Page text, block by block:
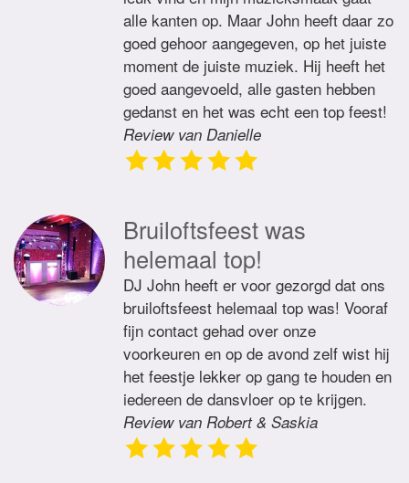
alle kanten op. Maar John heeft daar zo
goed gehoor aangegeven, op het juiste
moment de juiste muziek. Hij heeft het
goed aangevoeld, alle gasten hebben
gedanst en het was echt een top feest!
Review van Danielle
Bruiloftsfeest was
helemaal top!
DJ John heeft er voor gezorgd dat ons
bruiloftsfeest helemaal top was! Vooraf
fijn contact gehad over onze
voorkeuren en op de avond zelf wist hij
het feestje lekker op gang te houden en
iedereen de dansvloer op te krijgen.
Review van Robert & Saskia